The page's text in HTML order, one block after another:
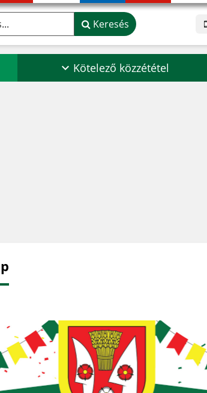
Keresés
Kötelező közzététel